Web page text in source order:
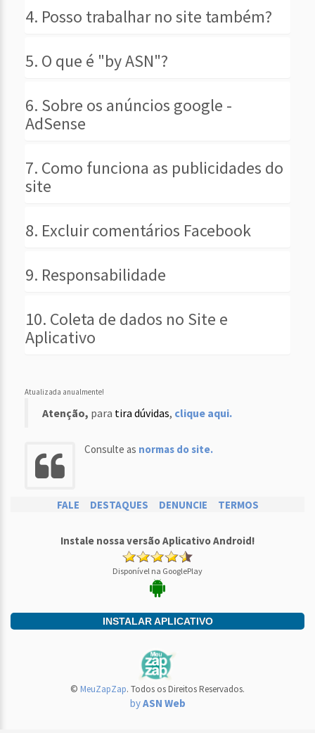
4. Posso trabalhar no site também?
5. O que é "by ASN"?
6. Sobre os anúncios google -
AdSense
7. Como funciona as publicidades do
site
8. Excluir comentários Facebook
9. Responsabilidade
10. Coleta de dados no Site e
Aplicativo
Atualizada anualmente!
Atenção, para tira dúvidas, clique aqui.
Consulte as normas do site.
FALE DESTAQUES DENUNCIE TERMOS
Instale nossa versão Aplicativo Android!
Disponível na GooglePlay
INSTALAR APLICATIVO
© MeuZapZap. Todos os Direitos Reservados.
byASN Web